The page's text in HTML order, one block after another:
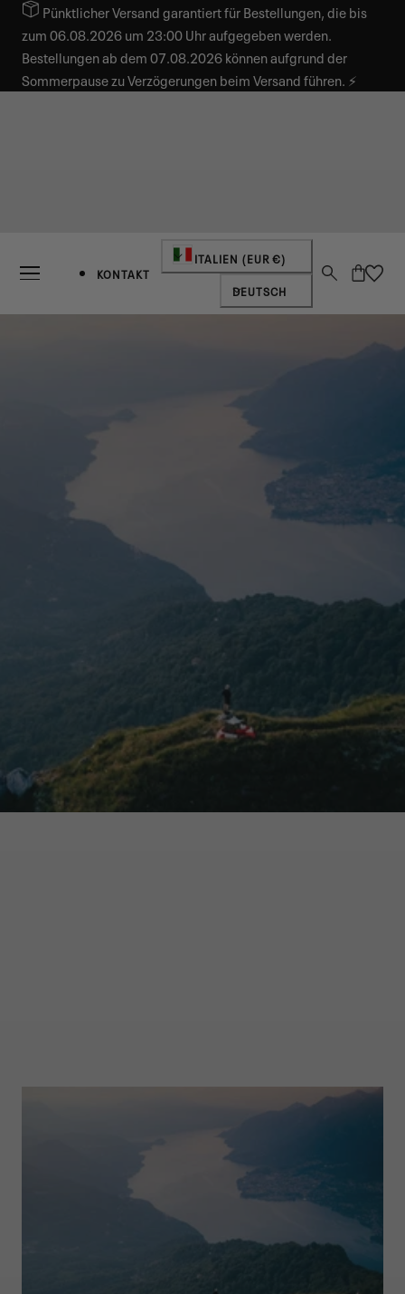
SPRINGEN
Pünktlicher Versand garantiert für Bestellungen, die bis
zum 06.08.2026 um 23:00 Uhr aufgegeben werden.
Bestellungen ab dem 07.08.2026 können aufgrund der
Sommerpause zu Verzögerungen beim Versand führen. ⚡
KONTAKT
Land/Region
ITALIEN (EUR €)
Sprache
DEUTSCH
Warenkorb